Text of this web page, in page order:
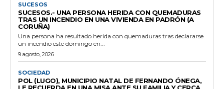
SUCESOS
SUCESOS.- UNA PERSONA HERIDA CON QUEMADURAS
TRAS UN INCENDIO EN UNA VIVIENDA EN PADRÓN (A
CORUÑA)
Una persona ha resultado herida con quemaduras tras declararse
un incendio este domingo en...
9 agosto, 2026
SOCIEDAD
POL (LUGO), MUNICIPIO NATAL DE FERNANDO ÓNEGA,
LE RECUERDA EN UNA MISA ANTE SU FAMILIA Y CERCA